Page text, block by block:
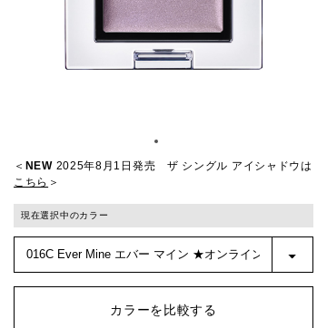
＜ NEW2025年8月1日発売 ザ シングル アイシャドウは
こちら ＞
現在選択中のカラー
カラーを比較する